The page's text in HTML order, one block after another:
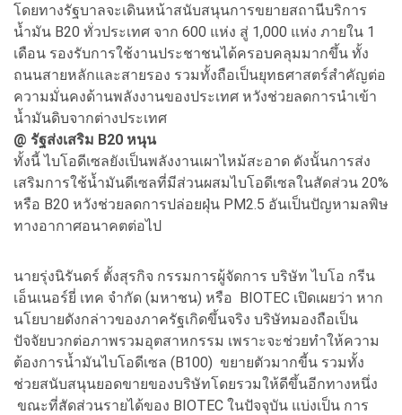
โดยทางรัฐบาลจะเดินหน้าสนับสนุนการขยายสถานีบริการ
น้ำมัน B20 ทั่วประเทศ จาก 600 แห่ง สู่ 1,000 แห่ง ภายใน 1
เดือน รองรับการใช้งานประชาชนได้ครอบคลุมมากขึ้น ทั้ง
ถนนสายหลักและสายรอง รวมทั้งถือเป็นยุทธศาสตร์สำคัญต่อ
ความมั่นคงด้านพลังงานของประเทศ หวังช่วยลดการนำเข้า
น้ำมันดิบจากต่างประเทศ
@ รัฐส่งเสริม B20 หนุน
ทั้งนี้ ไบโอดีเซลยังเป็นพลังงานเผาไหม้สะอาด ดังนั้นการส่ง
เสริมการใช้น้ำมันดีเซลที่มีส่วนผสมไบโอดีเซลในสัดส่วน 20%
หรือ B20 หวังช่วยลดการปล่อยฝุ่น PM2.5 อันเป็นปัญหามลพิษ
ทางอากาศอนาคตต่อไป
นายรุ่งนิรันดร์ ตั้งสุรกิจ กรรมการผู้จัดการ บริษัท ไบโอ กรีน
เอ็นเนอร์ยี่ เทค จำกัด (มหาชน) หรือ BIOTEC เปิดเผยว่า หาก
นโยบายดังกล่าวของภาครัฐเกิดขึ้นจริง บริษัทมองถือเป็น
ปัจจัยบวกต่อภาพรวมอุตสาหกรรม เพราะจะช่วยทำให้ความ
ต้องการน้ำมันไบโอดีเซล (B100) ขยายตัวมากขี้น รวมทั้ง
ช่วยสนับสนุนยอดขายของบริษัทโดยรวมให้ดีขึ้นอีกทางหนึ่ง
ขณะที่สัดส่วนรายได้ของ BIOTEC ในปัจจุบัน แบ่งเป็น การ